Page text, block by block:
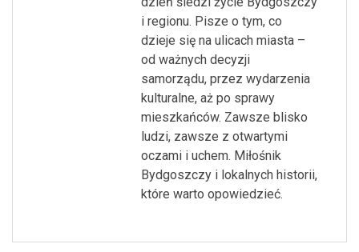
i regionu. Pisze o tym, co
dzieje się na ulicach miasta –
od ważnych decyzji
samorządu, przez wydarzenia
kulturalne, aż po sprawy
mieszkańców. Zawsze blisko
ludzi, zawsze z otwartymi
oczami i uchem. Miłośnik
Bydgoszczy i lokalnych historii,
które warto opowiedzieć.